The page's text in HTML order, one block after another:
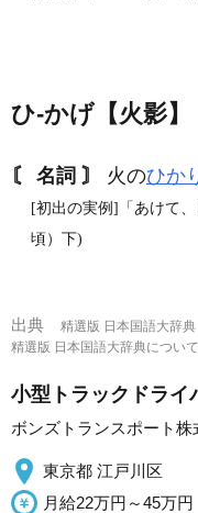
ひ‐かげ【火影】
〘 名詞 〙 火のひか
[初出の実例]「あけて
頃）下)
出典
精選版 日本国語大辞典
精選版 日本国語大辞典につ
小型トラックドライ
ボンズトランスポート株
東京都 江戸川区
月給22万円～45万円